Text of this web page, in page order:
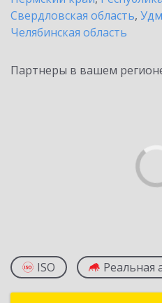
Свердловская область,
Челябинская область
Партнеры в вашем
ISO Реальная